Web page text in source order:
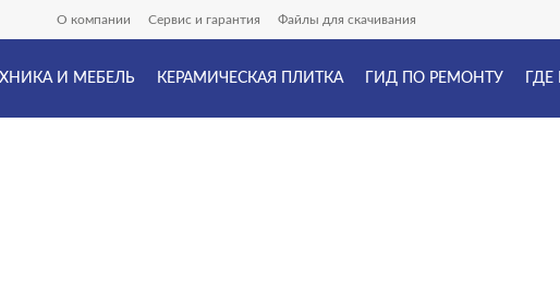
О компании Сервис и гарантия Файлы для скачивания
И МЕБЕЛЬ КЕРАМИЧЕСКАЯ ПЛИТКА ГИД ПО РЕМОНТУ